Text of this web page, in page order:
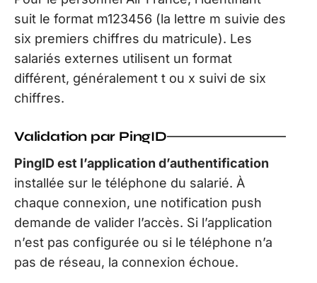
suit le format m123456 (la lettre m suivie des
six premiers chiffres du matricule). Les
salariés externes utilisent un format
différent, généralement t ou x suivi de six
chiffres.
Validation par PingID
PingID est l’application d’authentification
installée sur le téléphone du salarié. À
chaque connexion, une notification push
demande de valider l’accès. Si l’application
n’est pas configurée ou si le téléphone n’a
pas de réseau, la connexion échoue.